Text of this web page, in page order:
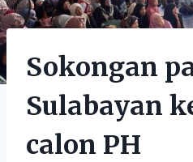
Sokongan
Sulabayan
calon PH